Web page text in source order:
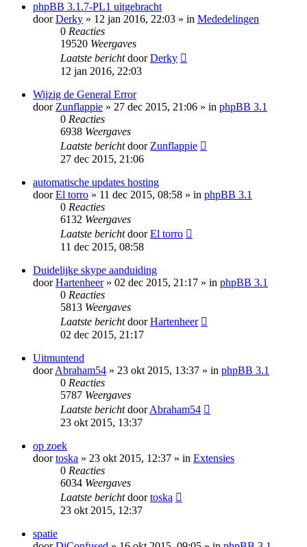
phpBB 3.1.7-PL1 uitgebracht
doorDerky » 12 jan 2016, 22:03 » in Mededelingen
0 Reacties
19520 Weergaves
Laatste berichtdoorDerky
12 jan 2016, 22:03
Wijzig de General Error
doorZunflappie » 27 dec 2015, 21:06 » in phpBB 3.1
0 Reacties
6938 Weergaves
Laatste berichtdoorZunflappie
27 dec 2015, 21:06
automatische updates hosting
doorEl torro » 11 dec 2015, 08:58 » in phpBB 3.1
0 Reacties
6132 Weergaves
Laatste berichtdoorEl torro
11 dec 2015, 08:58
Duidelijke skype aanduiding
doorHartenheer» 02 dec 2015, 21:17 » in phpBB 3.1
0 Reacties
5813 Weergaves
Laatste berichtdoorHartenheer
02 dec 2015, 21:17
Uitmuntend
doorAbraham54 » 23 okt 2015, 13:37 » in phpBB 3.1
0 Reacties
5787 Weergaves
Laatste berichtdoorAbraham54
23 okt 2015, 13:37
op zoek
doortoska » 23 okt 2015, 12:37 » in Extensies
0 Reacties
6034 Weergaves
Laatste berichtdoortoska
23 okt 2015, 12:37
spatie